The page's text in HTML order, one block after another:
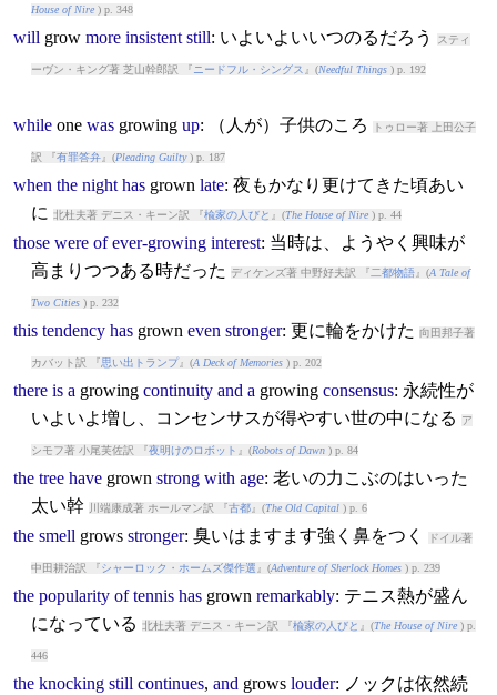
House of Nire) p. 348
will grow more insistent still: いよいよいいつのるだろう スティ
ーヴン・キング著 芝山幹郎訳 『 ニードフル・シングス 』(Needful Things) p. 192
whileone was growing up: （人が）子供のころ トゥロー著 上田公子
訳 『有罪答弁』(Pleading Guilty) p. 187
when the night has grown late: 夜もかなり更けてきた頃あい
に 北杜夫著 デニス・キーン訳 『楡家の人びと 』(The House of Nire) p. 44
those were of ever-growing interest: 当時は、ようやく興味が
高まりつつある時だった
ディケンズ著 中野好夫訳 『二都物語』(A Tale of
Two Cities) p. 232
this tendency has grown even stronger: 更に輪をかけた 向田邦子著
カバット訳 『思い出トランプ』(A Deck of Memories) p. 202
there is a growing continuity and a growing consensus: 永続性が
いよいよ増し、コンセンサスが得やすい世の中になる
ア
シモフ著 小尾芙佐訳 『夜明けのロボット 』(Robots of Dawn) p. 84
the tree have grown strong with age: 老いの力こぶのはいった
太い幹
川端康成著 ホールマン訳 『古都』(The Old Capital) p. 6
the smell grows stronger: 臭いはますます強く鼻をつく ドイル著
中田耕治訳 『 シャーロック・ホームズ傑作選 』(Adventure of Sherlock Homes) p. 239
the popularity of tennis has grown remarkably: テニス熱が盛ん
になっている 北杜夫著 デニス・キーン訳 『楡家の人びと 』(The House of Nire) p.
446
the knocking still continues, and grows louder: ノックは依然続